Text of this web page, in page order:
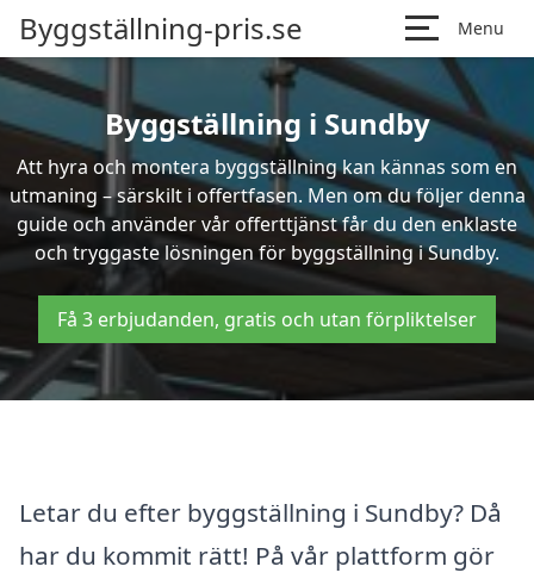
Byggställning-pris.se Menu
Byggställning i Sundby
Att hyra och montera byggställning kan kännas som en
utmaning – särskilt i offertfasen. Men om du följer denna
guide och använder vår offerttjänst får du den enklaste
och tryggaste lösningen för byggställning i Sundby.
Få 3 erbjudanden, gratis och utan förpliktelser
Letar du efter byggställning i Sundby? Då
har du kommit rätt! På vår plattform gör